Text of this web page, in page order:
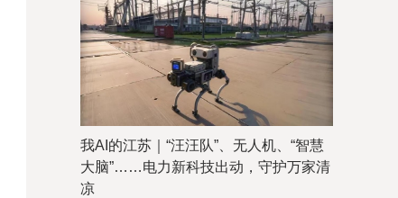
我AI的江苏｜“汪汪队”、无人机、“智慧
大脑”……电力新科技出动，守护万家清
凉